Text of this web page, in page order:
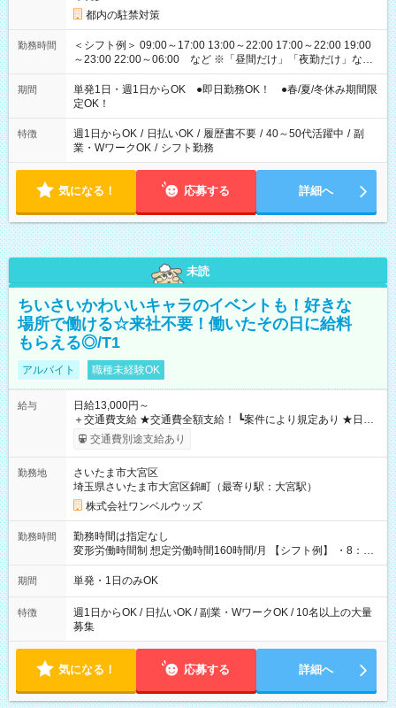
都内の駐禁対策
勤務時間
＜シフト例＞ 09:00～17:00 13:00～22:00 17:00～22:00 19:00
～23:00 22:00～06:00 など ※「昼間だけ」「夜勤だけ」など
の希望OK
期間
単発1日・週1日からOK ●即日勤務OK！ ●春/夏/冬休み期間限
定OK！
特徴 週1日からOK / 日払いOK / 履歴書不要 / 40～50代活躍中 / 副
業・WワークOK / シフト勤務
気になる！ 応募する 詳細へ
未読
ちいさいかわいいキャラのイベントも！好きな
場所で働ける☆来社不要！働いたその日に給料
もらえる◎/T1
アルバイト 職種未経験OK
給与
日給13,000円～
＋交通費支給 ★交通費全額支給！ ┗案件により規定あり ★日払
いOK！（規定あり） ┗働いたその日に現金GET♪ お仕事後はコ
ンビニATMから 日払い分を引き落とせます！ 【試用期間】試
交通費別途支給あり
勤務地
さいたま市大宮区
埼玉県さいたま市大宮区錦町（最寄り駅：大宮駅）
株式会社ワンベルウッズ
勤務時間
勤務時間は指定なし
変形労働時間制 想定労働時間160時間/月 【シフト例】 ・8：00
～21：00
期間 単発・1日のみOK
特徴
週1日からOK / 日払いOK / 副業・WワークOK / 10名以上の大量
募集
気になる！ 応募する 詳細へ